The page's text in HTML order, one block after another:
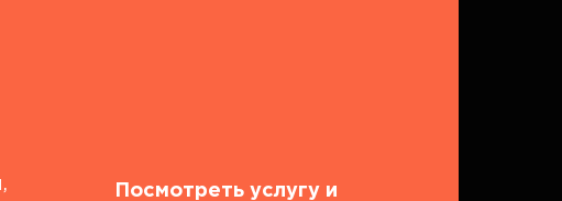
Посмотреть услугу и